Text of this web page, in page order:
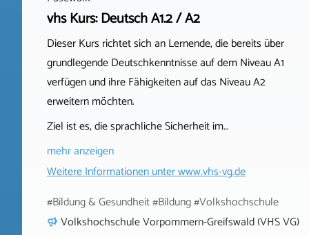
vhs Kurs: Deutsch A1.2 / A2
Dieser Kurs richtet sich an Lernende, die bereits über
grundlegende Deutschkenntnisse auf dem Niveau A1
verfügen und ihre Fähigkeiten auf das Niveau A2
erweitern möchten.
Ziel ist es, die sprachliche Sicherheit im…
mehr anzeigen
Weitere Informationen unterwww.vhs-vg.de
#Bildung & Gesundheit #Bildung #Volkshochschule
Volkshochschule Vorpommern-Greifswald (VHS VG)